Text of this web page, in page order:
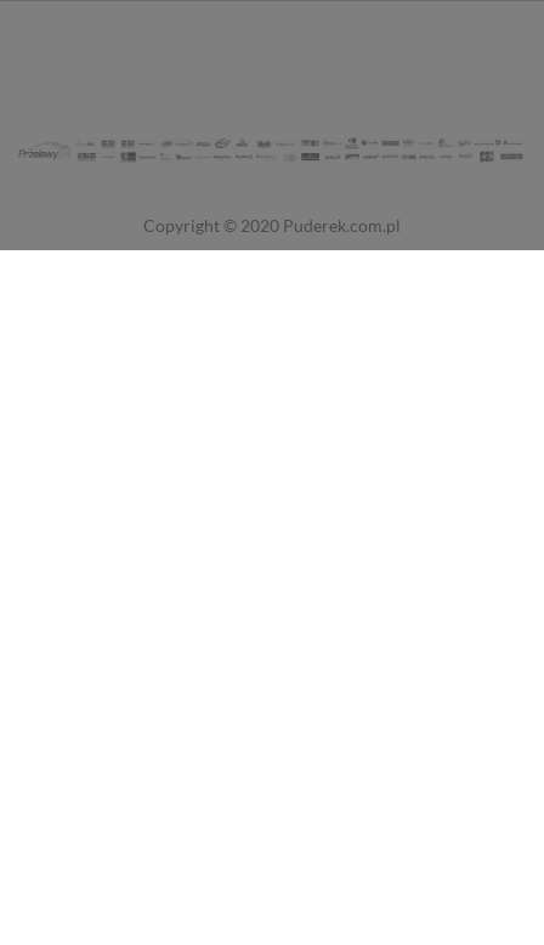
Copyright © 2020 Puderek.com.pl